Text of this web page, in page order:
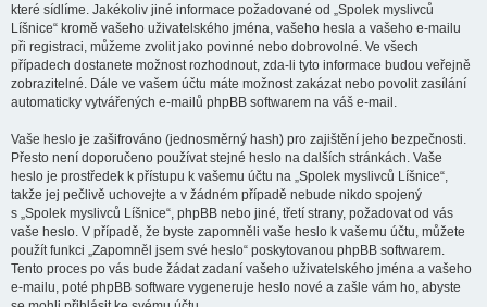
které sídlíme. Jakékoliv jiné informace požadované od „Spolek myslivců
Líšnice“ kromě vašeho uživatelského jména, vašeho hesla a vašeho e-mailu
při registraci, můžeme zvolit jako povinné nebo dobrovolné. Ve všech
případech dostanete možnost rozhodnout, zda-li tyto informace budou veřejně
zobrazitelné. Dále ve vašem účtu máte možnost zakázat nebo povolit zasílání
automaticky vytvářených e-mailů phpBB softwarem na váš e-mail.
Vaše heslo je zašifrováno (jednosměrný hash) pro zajištění jeho bezpečnosti.
Přesto není doporučeno používat stejné heslo na dalších stránkách. Vaše
heslo je prostředek k přístupu k vašemu účtu na „Spolek myslivců Líšnice“,
takže jej pečlivě uchovejte a v žádném případě nebude nikdo spojený
s „Spolek myslivců Líšnice“, phpBB nebo jiné, třetí strany, požadovat od vás
vaše heslo. V případě, že byste zapomněli vaše heslo k vašemu účtu, můžete
použít funkci „Zapomněl jsem své heslo“ poskytovanou phpBB softwarem.
Tento proces po vás bude žádat zadaní vašeho uživatelského jména a vašeho
e-mailu, poté phpBB software vygeneruje heslo nové a zašle vám ho, abyste